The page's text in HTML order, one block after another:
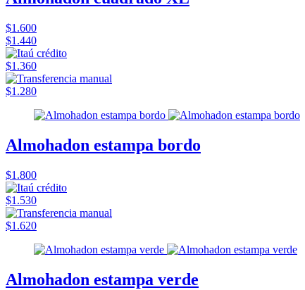
$1.600
$1.440
$1.360
$1.280
Almohadon estampa bordo
$1.800
$1.530
$1.620
Almohadon estampa verde